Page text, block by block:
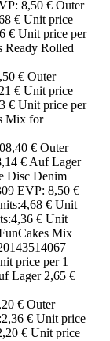
8,50 € Outer
€ Unit price
€ Unit price per
Ready Rolled
€ Outer
€ Unit price
€ Unit price per
Mix for
€ Outer
€ Auf Lager
Disc Denim
EVP: 8,50 €
€ Unit
€ Unit
Mix
price per 1
Lager 2,65 €
€ Outer
€ Unit price
€ Unit price